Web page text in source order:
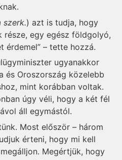
szerk.) azt is tudja, hogy
része, egy egész földgolyó,
érdemel” – tette hozzá.
ugyanakkor
és Oroszország közelebb
mint korábban voltak.
úgy véli, hogy a két fél
áll egymástól.
Most először – három
érteni, hogy mi kell
Megértjük, hogy